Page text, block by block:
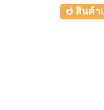
สินค้า